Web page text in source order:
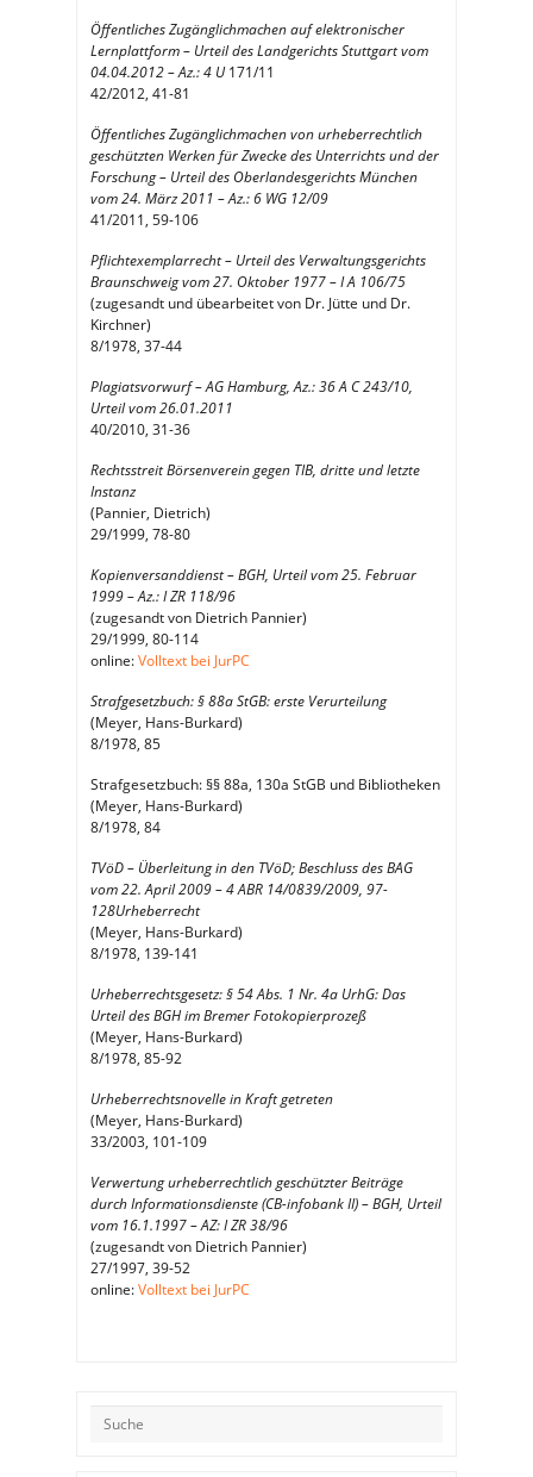
Öffentliches Zugänglichmachen auf elektronischer
Lernplattform – Urteil des Landgerichts Stuttgart vom
04.04.2012 – Az.: 4 U171/11
42/2012, 41-81
Öffentliches Zugänglichmachen von urheberrechtlich
geschützten Werken für Zwecke des Unterrichts und der
Forschung – Urteil des Oberlandesgerichts München
vom 24. März 2011 – Az.: 6 WG 12/09
41/2011, 59-106
Pflichtexemplarrecht – Urteil des Verwaltungsgerichts
Braunschweig vom 27. Oktober 1977 – I A 106/75
(zugesandt und übearbeitet von Dr. Jütte und Dr.
Kirchner)
8/1978, 37-44
Plagiatsvorwurf – AG Hamburg, Az.: 36 A C 243/10,
Urteil vom 26.01.2011
40/2010, 31-36
Rechtsstreit Börsenverein gegen TIB, dritte und letzte
Instanz
(Pannier, Dietrich)
29/1999, 78-80
Kopienversanddienst – BGH, Urteil vom 25. Februar
1999 – Az.: I ZR 118/96
(zugesandt von Dietrich Pannier)
29/1999, 80-114
online:Volltext bei JurPC
Strafgesetzbuch: § 88a StGB: erste Verurteilung
(Meyer, Hans-Burkard)
8/1978, 85
Strafgesetzbuch: §§ 88a, 130a StGB und Bibliotheken
(Meyer, Hans-Burkard)
8/1978, 84
TVöD – Überleitung in den TVöD; Beschluss des BAG
vom 22. April 2009 – 4 ABR 14/0839/2009, 97-
128Urheberrecht
(Meyer, Hans-Burkard)
8/1978, 139-141
Urheberrechtsgesetz: § 54 Abs. 1 Nr. 4a UrhG: Das
Urteil des BGH im Bremer Fotokopierprozeß
(Meyer, Hans-Burkard)
8/1978, 85-92
Urheberrechtsnovelle in Kraft getreten
(Meyer, Hans-Burkard)
33/2003, 101-109
Verwertung urheberrechtlich geschützter Beiträge
durch Informationsdienste (CB-infobank II) – BGH, Urteil
vom 16.1.1997 – AZ: I ZR 38/96
(zugesandt von Dietrich Pannier)
27/1997, 39-52
online:Volltext bei JurPC